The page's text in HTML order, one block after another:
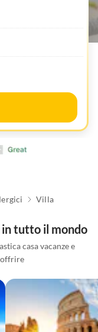
Villa
in tutto il mondo
casa vacanze e
offrire